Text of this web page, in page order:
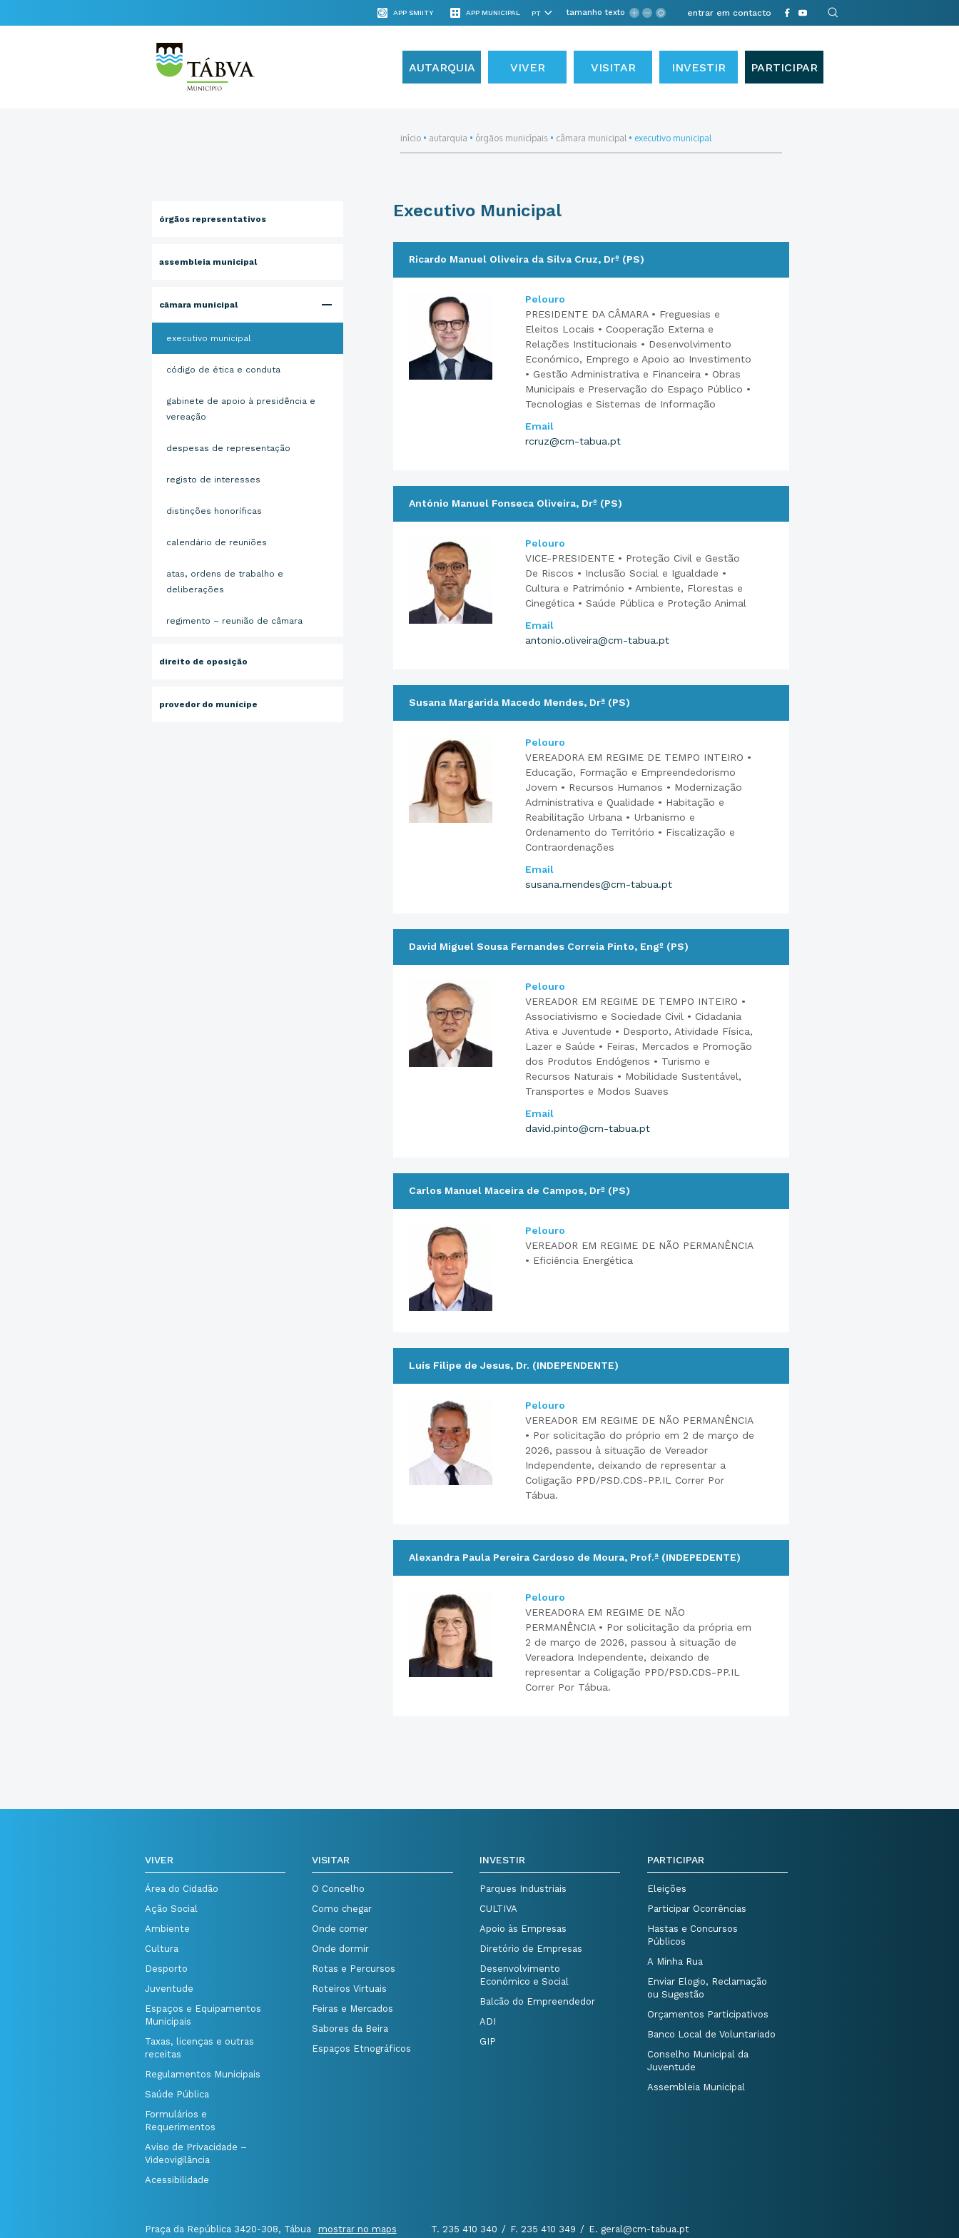
APP SMIITY APP MUNICIPAL tamanho texto entrar em contacto
AUTARQUIA VIVER VISITAR INVESTIR PARTICIPAR
órgãos representativos
assembleia municipal
câmara municipal
executivo municipal
código de ética e conduta
gabinete de apoio à presidência e
vereação
despesas de representação
registo de interesses
distinções honoríficas
calendário de reuniões
atas, ordens de trabalho e
deliberações
regimento – reunião de câmara
direito de oposição
provedor do munícipe
início• autarquia • órgãos municípais• câmara municipal• executivo municipal
Executivo Municipal
Ricardo Manuel Oliveira da Silva Cruz, Drº (PS)
Pelouro
PRESIDENTE DA CÂMARA • Freguesias e
Eleitos Locais • Cooperação Externa e
Relações Institucionais • Desenvolvimento
Económico, Emprego e Apoio ao Investimento
• Gestão Administrativa e Financeira • Obras
Municipais e Preservação do Espaço Público •
Tecnologias e Sistemas de Informação
Email
rcruz@cm-tabua.pt
António Manuel Fonseca Oliveira, Drº (PS)
Pelouro
VICE-PRESIDENTE • Proteção Civil e Gestão
De Riscos • Inclusão Social e Igualdade •
Cultura e Património • Ambiente, Florestas e
Cinegética • Saúde Pública e Proteção Animal
Email
antonio.oliveira@cm-tabua.pt
Susana Margarida Macedo Mendes, Drª (PS)
Pelouro
VEREADORA EM REGIME DE TEMPO INTEIRO •
Educação, Formação e Empreendedorismo
Jovem • Recursos Humanos • Modernização
Administrativa e Qualidade • Habitação e
Reabilitação Urbana • Urbanismo e
Ordenamento do Território • Fiscalização e
Contraordenações
Email
susana.mendes@cm-tabua.pt
David Miguel Sousa Fernandes Correia Pinto, Engº (PS)
Pelouro
VEREADOR EM REGIME DE TEMPO INTEIRO •
Associativismo e Sociedade Civil • Cidadania
Ativa e Juventude • Desporto, Atividade Física,
Lazer e Saúde • Feiras, Mercados e Promoção
dos Produtos Endógenos • Turismo e
Recursos Naturais • Mobilidade Sustentável,
Transportes e Modos Suaves
Email
david.pinto@cm-tabua.pt
Carlos Manuel Maceira de Campos, Drº (PS)
Pelouro
VEREADOR EM REGIME DE NÃO PERMANÊNCIA
• Eficiência Energética
Luís Filipe de Jesus, Dr. (INDEPENDENTE)
Pelouro
VEREADOR EM REGIME DE NÃO PERMANÊNCIA
• Por solicitação do próprio em 2 de março de
2026, passou à situação de Vereador
Independente, deixando de representar a
Coligação PPD/PSD.CDS-PP.IL Correr Por
Tábua.
Alexandra Paula Pereira Cardoso de Moura, Prof.ª (INDEPEDENTE)
Pelouro
VEREADORA EM REGIME DE NÃO
PERMANÊNCIA • Por solicitação da própria em
2 de março de 2026, passou à situação de
Vereadora Independente, deixando de
representar a Coligação PPD/PSD.CDS-PP.IL
Correr Por Tábua.
VIVER
Área do Cidadão
Ação Social
Ambiente
Cultura
Desporto
Juventude
Espaços e Equipamentos
Municipais
Taxas, licenças e outras
receitas
Regulamentos Municipais
Saúde Pública
Formulários e
Requerimentos
Aviso de Privacidade –
Videovigilância
Acessibilidade
VISITAR
O Concelho
Como chegar
Onde comer
Onde dormir
Rotas e Percursos
Roteiros Virtuais
Feiras e Mercados
Sabores da Beira
Espaços Etnográficos
INVESTIR
Parques Industriais
CULTIVA
Apoio às Empresas
Diretório de Empresas
Desenvolvimento
Económico e Social
Balcão do Empreendedor
ADI
GIP
PARTICIPAR
Eleições
Participar Ocorrências
Hastas e Concursos
Públicos
A Minha Rua
Enviar Elogio, Reclamação
ou Sugestão
Orçamentos Participativos
Banco Local de Voluntariado
Conselho Municipal da
Juventude
Assembleia Municipal
Praça da República 3420-308, Tábua mostrar no maps T. 235 410 340 / F. 235 410 349 / E. geral@cm-tabua.pt